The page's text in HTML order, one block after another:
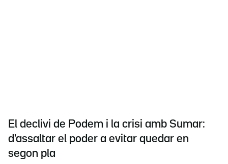
El declivi de Podem i la crisi amb Sumar:
d'assaltar el poder a evitar quedar en
segon pla